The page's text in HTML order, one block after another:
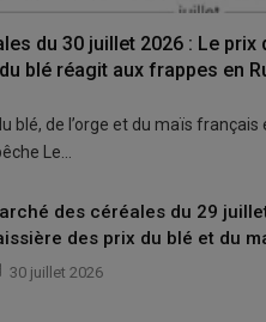
sur l'actualité des
français, les prix de la graine de
les places et les périodes. Le
bien avancée par rapport à
évènements au Moyen-Orient.
Ouest, des pluies ayant suivi la
départ Sud-Ouest est de
du 30 juillet 2026 : Le
blé réagit aux frappes en
blé, de l’orge et du maïs
Le…
des céréales du 29
des prix du blé et du
30 juillet 2026